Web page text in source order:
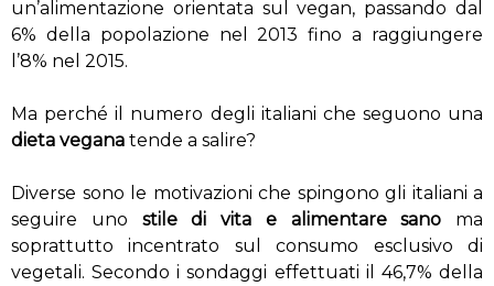
un’alimentazione orientata sul vegan, passando dal
6% della popolazione nel 2013 fino a raggiungere
l’8% nel 2015.
Ma perché il numero degli italiani che seguono una
dieta vegana tende a salire?
Diverse sono le motivazioni che spingono gli italiani a
seguire uno stile di vita e alimentare sano ma
soprattutto incentrato sul consumo esclusivo di
vegetali. Secondo i sondaggi effettuati il 46,7% della